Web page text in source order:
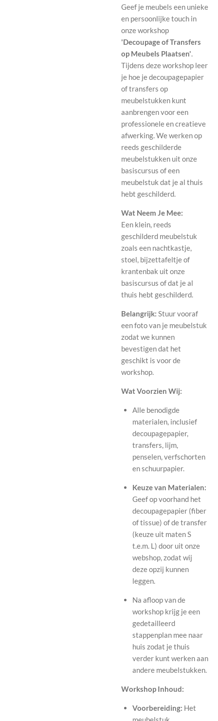
Geef je meubels een unieke
en persoonlijke touch in
onze workshop
'Decoupage of Transfers
op Meubels Plaatsen'.
Tijdens deze workshop leer
je hoe je decoupagepapier
of transfers op
meubelstukken kunt
aanbrengen voor een
professionele en creatieve
afwerking. We werken op
reeds geschilderde
meubelstukken uit onze
basiscursus of een
meubelstuk dat je al thuis
hebt geschilderd.
Wat Neem Je Mee:
Een klein, reeds
geschilderd meubelstuk
zoals een nachtkastje,
stoel, bijzettafeltje of
krantenbak uit onze
basiscursus of dat je al
thuis hebt geschilderd.
Belangrijk: Stuur vooraf
een foto van je meubelstuk
zodat we kunnen
bevestigen dat het
geschikt is voor de
workshop.
Wat Voorzien Wij:
Alle benodigde
materialen, inclusief
decoupagepapier,
transfers, lijm,
penselen, verfschorten
en schuurpapier.
Keuze van Materialen:
Geef op voorhand het
decoupagepapier (fiber
of tissue) of de transfer
(keuze uit maten S
t.e.m. L) door uit onze
webshop, zodat wij
deze opzij kunnen
leggen.
Na afloop van de
workshop krijg je een
gedetailleerd
stappenplan mee naar
huis zodat je thuis
verder kunt werken aan
andere meubelstukken.
Workshop Inhoud:
Voorbereiding: Het